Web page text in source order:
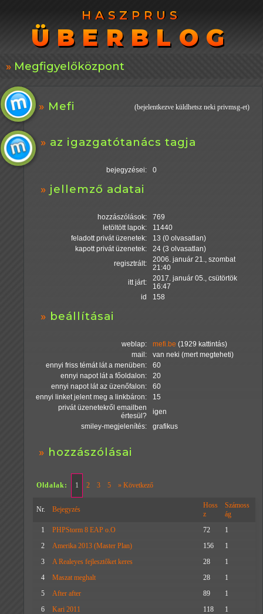
HASZPRUS
ÜBERBLOG
HASZPRUS
ÜBERBLOG
Megfigyelőközpont
Mefi (bejelentkezve küldhetsz neki privmsg-et)
az igazgatótanács tagja
bejegyzései: 0
jellemző adatai
hozzászólások:
769
letöltött lapok:
11440
feladott privát üzenetek:
13 (0 olvasatlan)
kapott privát üzenetek:
24 (3 olvasatlan)
regisztrált:
2006. január 21., szombat
21:40
itt járt:
2017. január 05., csütörtök
16:47
id
158
beállításai
weblap: mefi.be (1929 kattintás)
mail:
van neki (mert megteheti)
ennyi friss témát lát a menüben:
60
ennyi napot lát a főoldalon:
20
ennyi napot lát az üzenőfalon:
60
ennyi linket jelent meg a linkbáron:
15
privát üzenetekről emailben
értesül?
igen
smiley-megjelenítés:
grafikus
hozzászólásai
Oldalak: 1 2 3 5 » Következő
Nr. Bejegyzés
Hoss
z
Számoss
ág
1
PHPStorm 8 EAP o.O 72
1
2
Amerika 2013 (Master Plan) 156
1
3
A Realeyes fejlesztőket keres 28
1
4
Maszat meghalt 28
1
5
After after 89
1
6
Kari 2011 118
1